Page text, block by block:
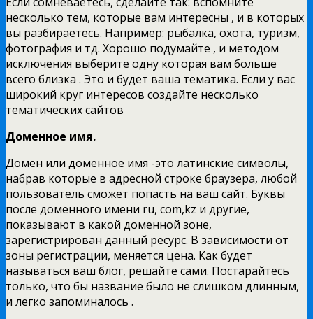
несколько тем, которые вам интересны , и в которых
вы разбираетесь. Например: рыбалка, охота, туризм,
фотография и тд. Хорошо подумайте , и методом
исключения выберите одну которая вам больше
всего близка . Это и будет ваша тематика. Если у вас
широкий круг интересов создайте несколько
тематических сайтов
Доменное имя.
Домен или доменное имя -это латинские символы,
набрав которые в адресной строке браузера, любой
пользователь сможет попасть на ваш сайт. Буквы
после доменного имени ru, com,kz и другие,
показывают в какой доменной зоне,
зарегистрирован данный ресурс. В зависимости от
зоны регистрации, меняется цена. Как будет
называться ваш блог, решайте сами. Постарайтесь
только, что бы название было не слишком длинным,
и легко запоминалось .